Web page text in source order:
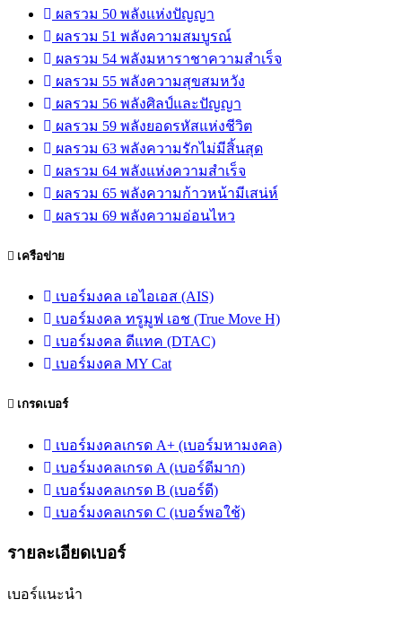
ผลรวม 50 พลังแห่งปัญญา
ผลรวม 51 พลังความสมบูรณ์
ผลรวม 54 พลังมหาราชาความสำเร็จ
ผลรวม 55 พลังความสุขสมหวัง
ผลรวม 56 พลังศิลป์และปัญญา
ผลรวม 59 พลังยอดรหัสแห่งชีวิต
ผลรวม 63 พลังความรักไม่มีสิ้นสุด
ผลรวม 64 พลังแห่งความสำเร็จ
ผลรวม 65 พลังความก้าวหน้ามีเสน่ห์
ผลรวม 69 พลังความอ่อนไหว
เครือข่าย
เบอร์มงคล เอไอเอส (AIS)
เบอร์มงคล ทรูมูฟ เอช (True Move H)
เบอร์มงคล ดีแทค (DTAC)
เบอร์มงคล MY Cat
เกรดเบอร์
เบอร์มงคลเกรด A+ (เบอร์มหามงคล)
เบอร์มงคลเกรด A (เบอร์ดีมาก)
เบอร์มงคลเกรด B (เบอร์ดี)
เบอร์มงคลเกรด C (เบอร์พอใช้)
รายละเอียดเบอร์
เบอร์แนะนำ